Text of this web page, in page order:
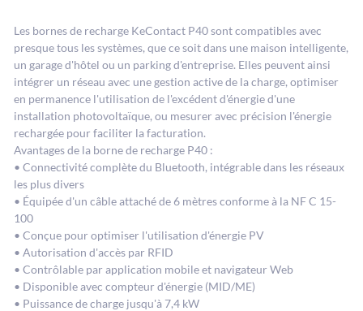
Les bornes de recharge KeContact P40 sont compatibles avec
presque tous les systèmes, que ce soit dans une maison intelligente,
un garage d'hôtel ou un parking d'entreprise. Elles peuvent ainsi
intégrer un réseau avec une gestion active de la charge, optimiser
en permanence l'utilisation de l'excédent d'énergie d'une
installation photovoltaïque, ou mesurer avec précision l'énergie
rechargée pour faciliter la facturation.
Avantages de la borne de recharge P40 :
• Connectivité complète du Bluetooth, intégrable dans les réseaux
les plus divers
• Équipée d'un câble attaché de 6 mètres conforme à la NF C 15-
100
• Conçue pour optimiser l'utilisation d'énergie PV
• Autorisation d'accès par RFID
• Contrôlable par application mobile et navigateur Web
• Disponible avec compteur d'énergie (MID/ME)
• Puissance de charge jusqu'à 7,4 kW